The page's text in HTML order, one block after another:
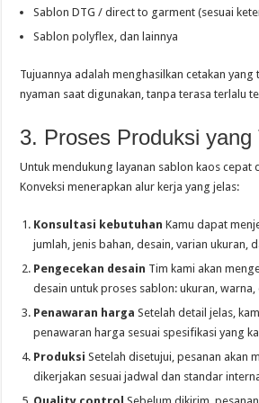
Sablon DTG / direct to garment (sesuai
Sablon polyflex, dan lainnya
Tujuannya adalah menghasilkan cetakan yang
nyaman saat digunakan, tanpa terasa terlalu
3. Proses Produksi yang
Untuk mendukung layanan sablon kaos cepat
Konveksi menerapkan alur kerja yang jelas:
Konsultasi kebutuhan Kamu dapat
jumlah, jenis bahan, desain, varian ukuran,
Pengecekan desain Tim kami akan
desain untuk proses sablon: ukuran, warna,
Penawaran harga Setelah detail jelas,
penawaran harga sesuai spesifikasi yang
Produksi Setelah disetujui, pesanan akan
dikerjakan sesuai jadwal dan standar